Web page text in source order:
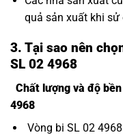
quả sản xuất khi sử
3. Tại sao nên
SL 02 4968
Chất lượng và độ
4968
Vòng bi SL 02